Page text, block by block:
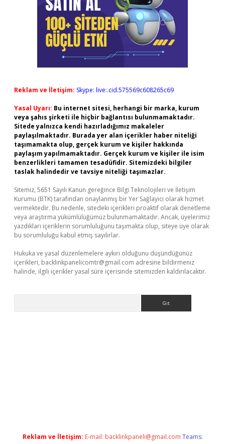
Reklam ve İletişim: Skype: live:.cid.575569c608265c69
Yasal Uyarı: Bu internet sitesi, herhangi bir marka, kurum
veya şahıs şirketi ile hiçbir bağlantısı bulunmamaktadır.
Sitede yalnızca kendi hazırladığımız makaleler
paylaşılmaktadır. Burada yer alan içerikler haber niteliği
taşımamakta olup, gerçek kurum ve kişiler hakkında
paylaşım yapılmamaktadır. Gerçek kurum ve kişiler ile isim
benzerlikleri tamamen tesadüfidir. Sitemizdeki bilgiler
taslak halindedir ve tavsiye niteliği taşımazlar.
Sitemiz, 5651 Sayılı Kanun gereğince Bilgi Teknolojileri ve İletişim
Kurumu (BTK) tarafından onaylanmış bir Yer Sağlayıcı olarak hizmet
vermektedir. Bu nedenle, sitedeki içerikleri proaktif olarak denetleme
veya araştırma yükümlülüğümüz bulunmamaktadır. Ancak, üyelerimiz
yazdıkları içeriklerin sorumluluğunu taşımakta olup, siteye üye olarak
bu sorumluluğu kabul etmiş sayılırlar.
Hukuka ve yasal düzenlemelere aykırı olduğunu düşündüğünüz
içerikleri, backlinkpanelicomtr@gmail.com adresine bildirmeniz
halinde, ilgili içerikler yasal süre içerisinde sitemizden kaldırılacaktır.
Reklam ve İletişim: E-mail: backlinkpaneli@gmail.com Teams: